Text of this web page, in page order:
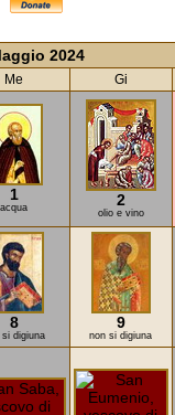
2024
Me Gi
1
acqua 2
olio e vino
8
si digiuna
9
non si digiuna